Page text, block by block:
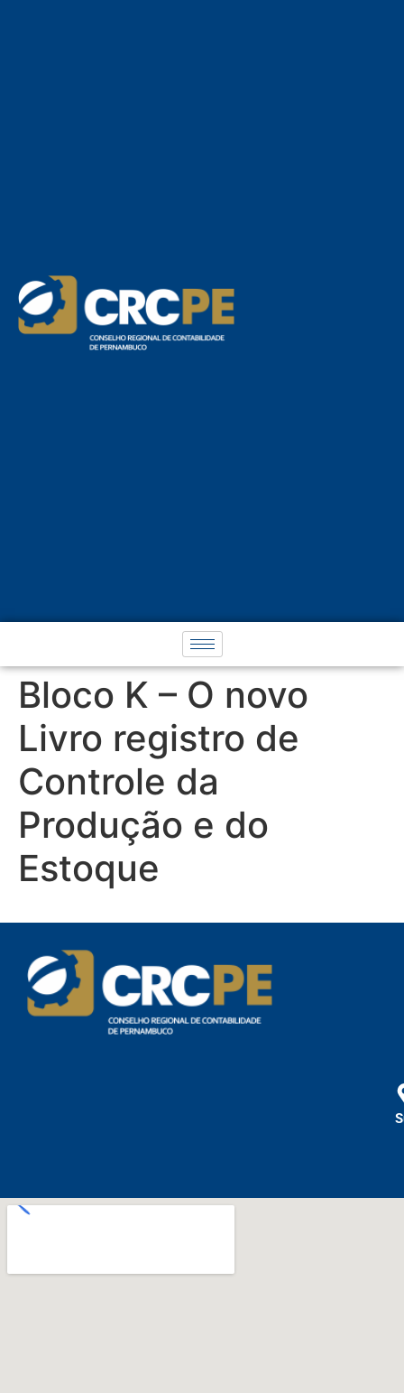
Bloco K – O novo
Livro registro de
Controle da
Produção e do
Estoque